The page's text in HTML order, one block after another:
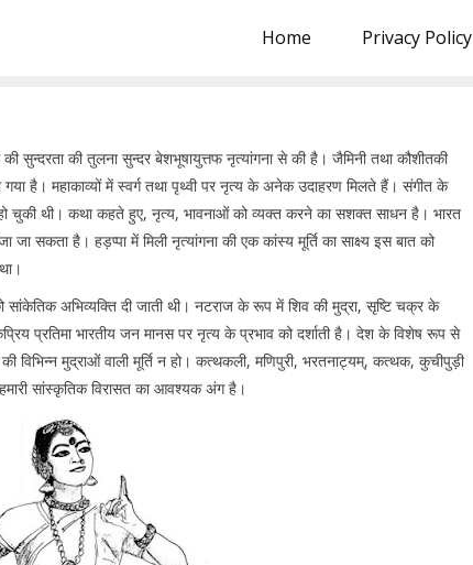
Home Privacy Policy
सुन्दरता की तुलना सुन्दर बेशभूषायुत्तफ नृत्यांगना से की है। जैमिनी तथा कौशीतकी
है। महाकाव्यों में स्वर्ग तथा पृथ्वी पर नृत्य के अनेक उदाहरण मिलते हैं। संगीत के
हो चुकी थी। कथा कहते हुए, नृत्य, भावनाओं को व्यक्त करने का सशक्त साधन है। भारत
सकता है। हड़प्पा में मिली नृत्यांगना की एक कांस्य मूर्ति का साक्ष्य इस बात को
को सांकेतिक अभिव्यक्ति दी जाती थी। नटराज के रूप में शिव की मुद्रा, सृष्टि चक्र के
प्रतिमा भारतीय जन मानस पर नृत्य के प्रभाव को दर्शाती है। देश के विशेष रूप से
विभिन्न मुद्राओं वाली मूर्ति न हो। कत्थकली, मणिपुरी, भरतनाट्यम्, कत्थक, कुचीपुड़ी
सांस्कृतिक विरासत का आवश्यक अंग है।